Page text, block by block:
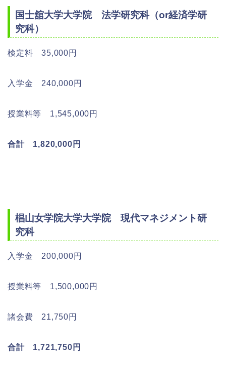
国士舘大学大学院 法学研究科（or経済学研
究科）
検定料 35,000円
入学金 240,000円
授業料等 1,545,000円
合計 1,820,000円
椙山女学院大学大学院 現代マネジメント研
究科
入学金 200,000円
授業料等 1,500,000円
諸会費 21,750円
合計 1,721,750円